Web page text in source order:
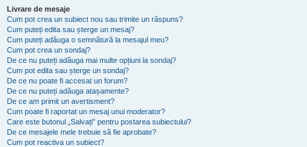
Livrare de mesaje
Cum pot crea un subiect nou sau trimite un răspuns?
Cum puteți edita sau șterge un mesaj?
Cum puteți adăuga o semnătură la mesajul meu?
Cum pot crea un sondaj?
De ce nu puteți adăuga mai multe opțiuni la sondaj?
Cum pot edita sau șterge un sondaj?
De ce nu poate fi accesat un forum?
De ce nu puteți adăuga atașamente?
De ce am primit un avertisment?
Cum poate fi raportat un mesaj unui moderator?
Care este butonul „Salvați” pentru postarea subiectului?
De ce mesajele mele trebuie să fie aprobate?
Cum pot reactiva un subiect?